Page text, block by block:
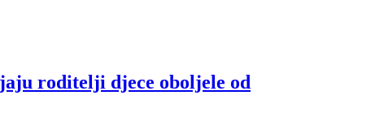
roditelji djece oboljele od